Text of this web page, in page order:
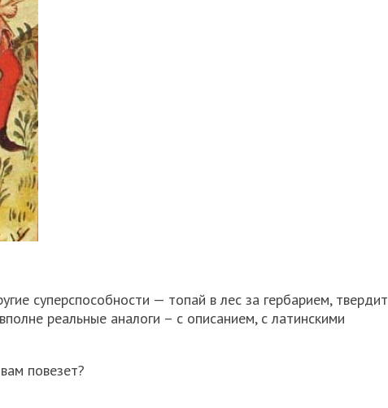
суперспособности — топай в лес за гербарием, твердит
реальные аналоги – с описанием, с латинскими
повезет?